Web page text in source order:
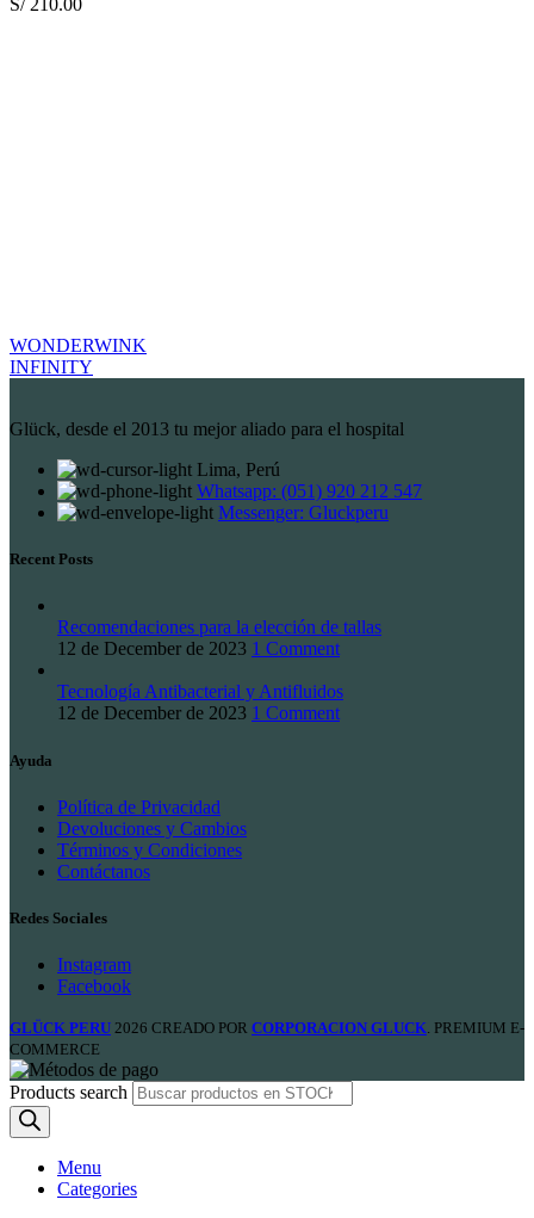
S/ 210.00
WONDERWINK
INFINITY
Glück, desde el 2013 tu mejor aliado para el hospital
Lima, Perú
Whatsapp: (051) 920 212 547
Messenger: Gluckperu
Recent Posts
Recomendaciones para la elección de tallas
12 de December de 2023 1 Comment
Tecnología Antibacterial y Antifluidos
12 de December de 2023 1 Comment
Ayuda
Política de Privacidad
Devoluciones y Cambios
Términos y Condiciones
Contáctanos
Redes Sociales
Instagram
Facebook
GLÜCK PERU 2026 CREADO POR CORPORACION GLUCK. PREMIUM E-
COMMERCE
Products search
Menu
Categories